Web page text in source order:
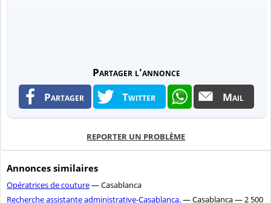
Partager l'annonce
Partager Twitter Mail
REPORTER UN PROBLÈME
Annonces similaires
Opératrices de couture— Casablanca
Recherche assistante administrative-Casablanca.— Casablanca — 2 500